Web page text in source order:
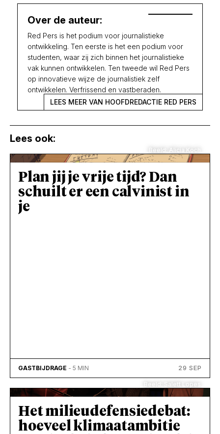
Over de auteur:
Red Pers is het podium voor journalistieke
ontwikkeling. Ten eerste is het een podium voor
studenten, waar zij zich binnen het journalistieke
vak kunnen ontwikkelen. Ten tweede wil Red Pers
op innovatieve wijze de journalistiek zelf
ontwikkelen. Verfrissend en vastberaden.
LEES MEER VAN HOOFDREDACTIE RED PERS
Lees ook:
Beeld: Alicia Koch
Plan jij je vrije tijd? Dan
schuilt er een calvinist in
je
GASTBIJDRAGE - 5 MIN 29 SEP
Beeld: Salett Lopes
Het milieudefensiedebat:
hoeveel klimaatambitie